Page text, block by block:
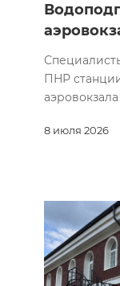
8 июля 2026
ПНР